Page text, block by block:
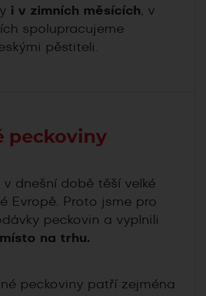
i v zimních měsících, v
spolupracujeme
pěstiteli.
peckoviny
v dnešní době těší velké
Evropě. Proto jsme pro
peckovin a vyplnili
na trhu.
peckoviny patří zejména